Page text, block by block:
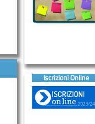
Iscrizioni Online